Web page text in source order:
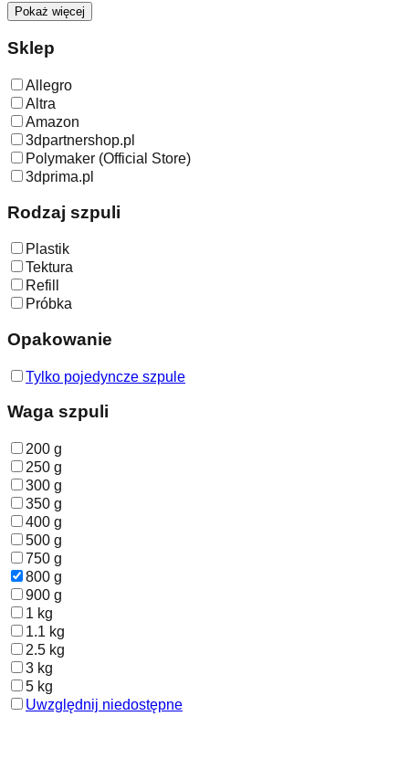
Pokaż więcej
Sklep
Allegro
Altra
Amazon
3dpartnershop.pl
Polymaker (Official Store)
3dprima.pl
Rodzaj szpuli
Plastik
Tektura
Refill
Próbka
Opakowanie
Tylko pojedyncze szpule
Waga szpuli
200 g
250 g
300 g
350 g
400 g
500 g
750 g
800 g
900 g
1 kg
1.1 kg
2.5 kg
3 kg
5 kg
Uwzględnij niedostępne